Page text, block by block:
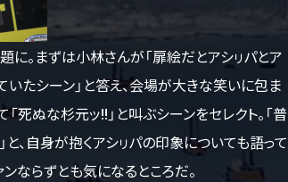
。まずは小林さんが「扉絵だとアシㇼパとア
たシーン」と答え、会場が大きな笑いに包ま
死ぬな杉元ッ!!」と叫ぶシーンをセレクト。「普
、自身が抱くアシㇼパの印象についても語って
ならずとも気になるところだ。